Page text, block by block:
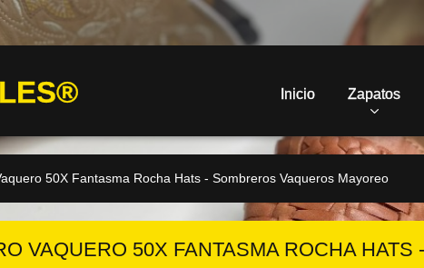
Inicio Zapatos
50X Fantasma Rocha Hats - Sombreros Vaqueros Mayoreo
VAQUERO 50X FANTASMA ROCHA